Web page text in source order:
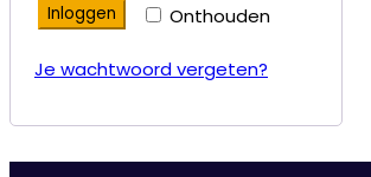
Onthouden
Inloggen
Je wachtwoord vergeten?